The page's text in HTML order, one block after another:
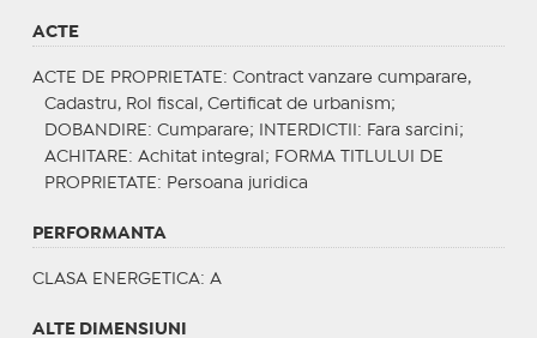
ACTE
ACTE DE PROPRIETATE : Contract vanzare cumparare,
Cadastru, Rol fiscal, Certificat de urbanism;
DOBANDIRE : Cumparare; INTERDICTII : Fara sarcini;
ACHITARE : Achitat integral; FORMA TITLULUI DE
PROPRIETATE : Persoana juridica
PERFORMANTA
CLASA ENERGETICA: A
ALTE DIMENSIUNI